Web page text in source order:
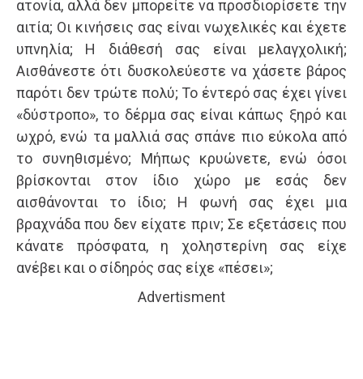
ατονία, αλλά δεν μπορείτε να προσδιορίσετε την
αιτία; Οι κινήσεις σας είναι νωχελικές και έχετε
υπνηλία; Η διάθεσή σας είναι μελαγχολική;
Αισθάνεστε ότι δυσκολεύεστε να χάσετε βάρος
παρότι δεν τρώτε πολύ; Το έντερό σας έχει γίνει
«δύστροπο», το δέρμα σας είναι κάπως ξηρό και
ωχρό, ενώ τα μαλλιά σας σπάνε πιο εύκολα από
το συνηθισμένο; Μήπως κρυώνετε, ενώ όσοι
βρίσκονται στον ίδιο χώρο με εσάς δεν
αισθάνονται το ίδιο; Η φωνή σας έχει μια
βραχνάδα που δεν είχατε πριν; Σε εξετάσεις που
κάνατε πρόσφατα, η χοληστερίνη σας είχε
ανέβει και ο σίδηρός σας είχε «πέσει»;
Advertisment